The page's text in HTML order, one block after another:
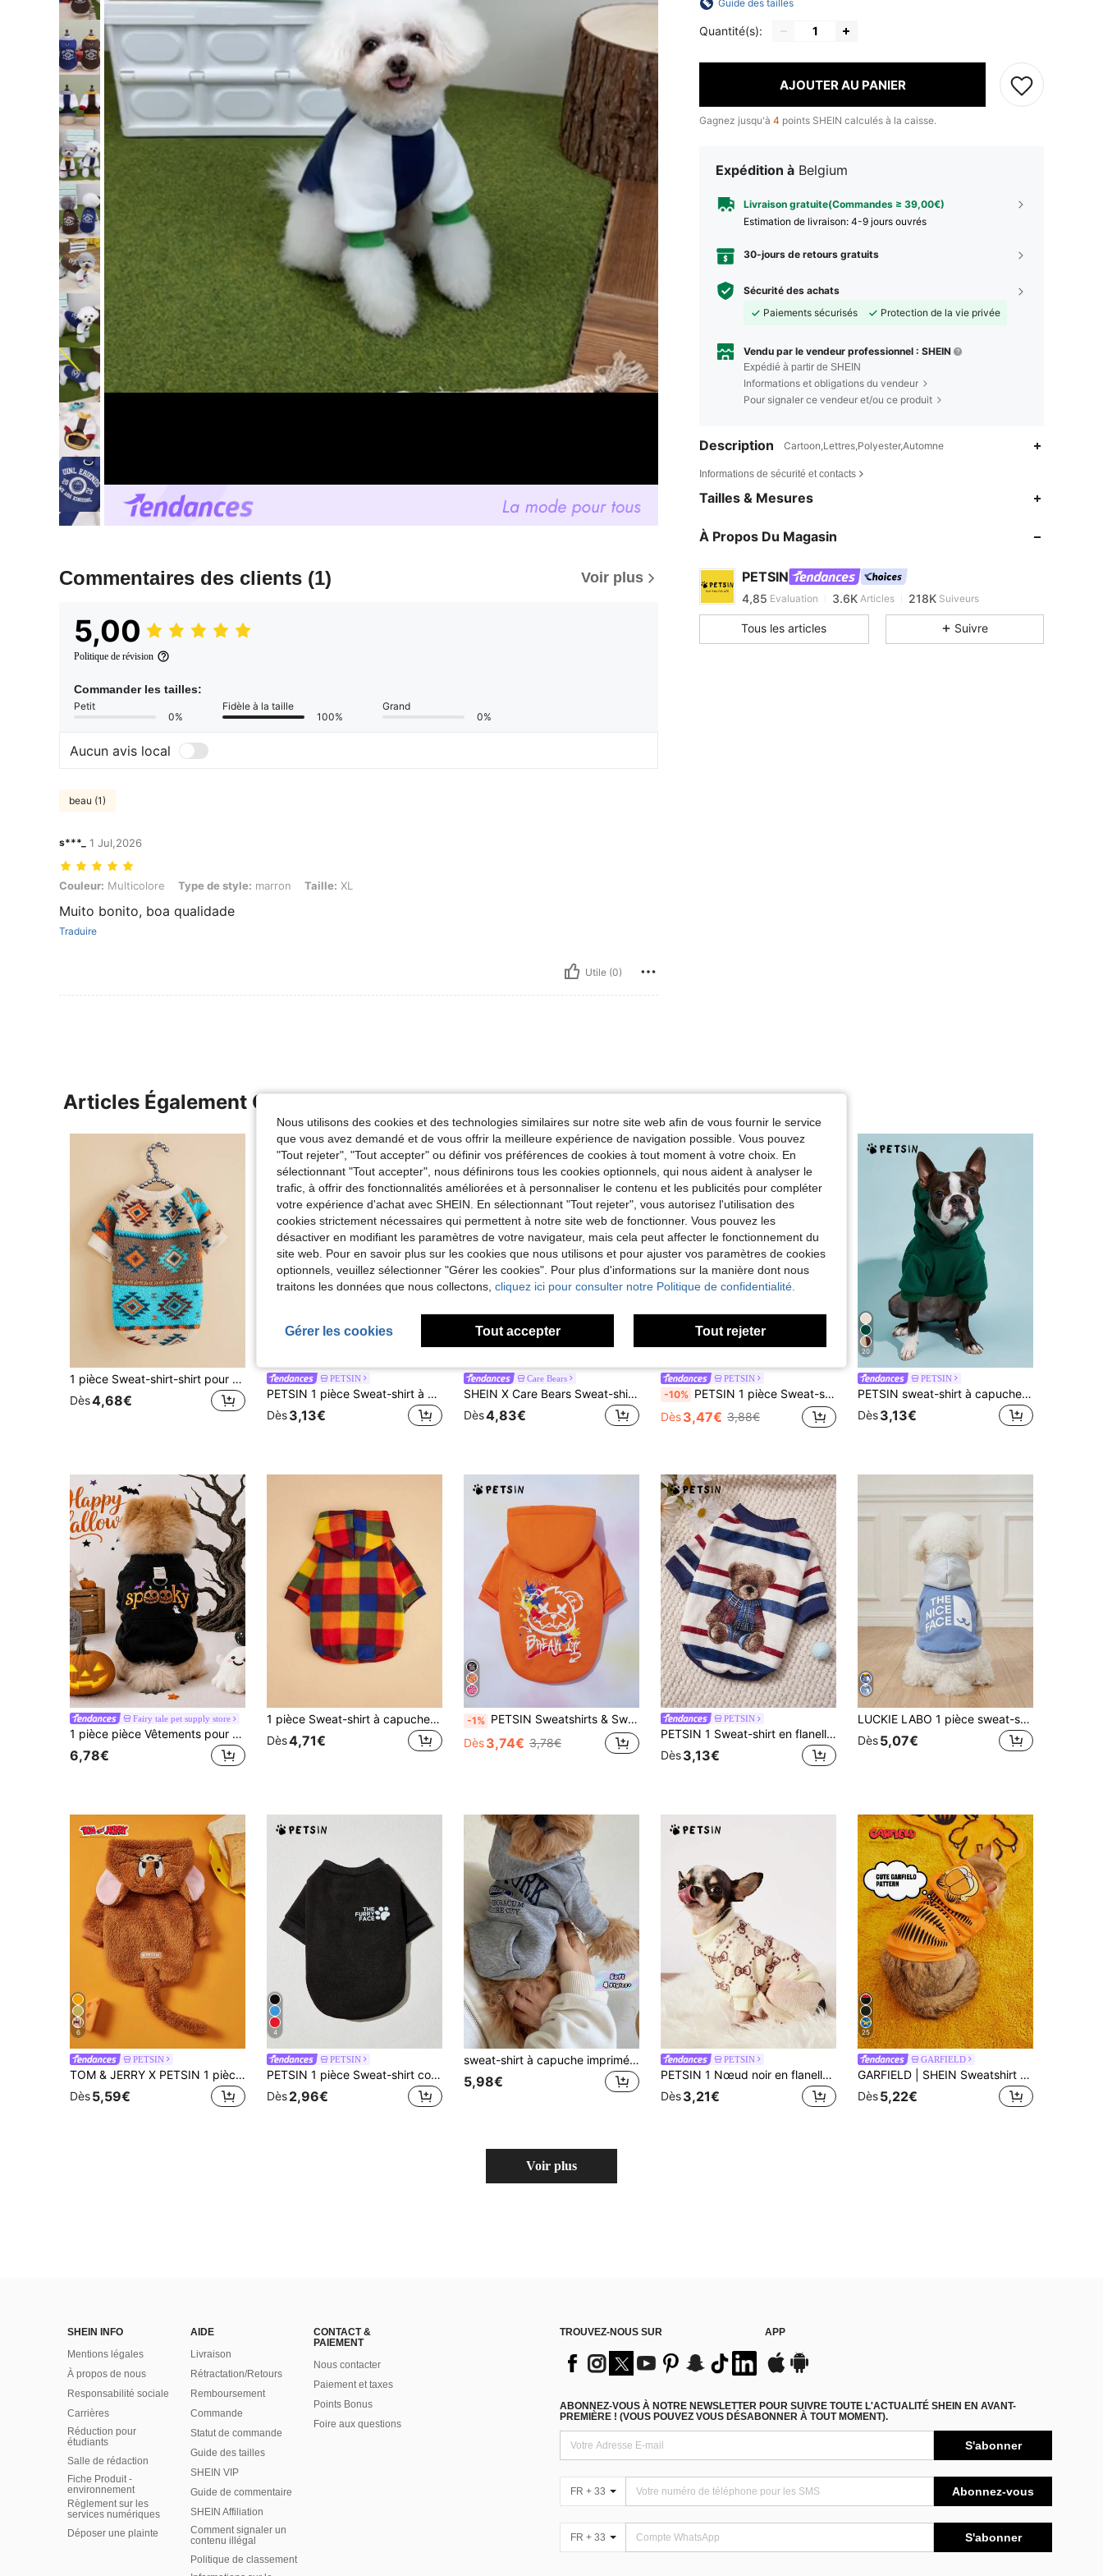
Commentaires des clients (1) Voir plus
5,00
Politique de révision
Commander les tailles:
Petit
0%
Fidèle à la taille
100%
Grand
0%
Aucun avis local
beau (1)
s***_ 1 Jul,2026
Couleur: Multicolore, Type de style: marron, Taille: XL
Couleur: Multicolore Type de style: marron Taille: XL
Muito bonito, boa qualidade
Traduire
Utile (0)
Guide des tailles
Quantité(s):
AJOUTER AU PANIER
Gagnez jusqu'à 4 points SHEIN calculés à la caisse.
Expédition à Belgium
Livraison gratuite(Commandes ≥ 39,00€)
Estimation de livraison: 4-9 jours ouvrés
30-jours de retours gratuits
Sécurité des achats
Paiements sécurisés
Protection de la vie privée
Vendu par le vendeur professionnel : SHEIN
Expédié à partir de SHEIN
Informations et obligations du vendeur
Pour signaler ce vendeur et/ou ce produit
Description Cartoon,Lettres,Polyester,Automne
Informations de sécurité et contacts
Tailles & Mesures
À Propos Du Magasin
PETSIN
4,85
4,85
3.6K
4,85 Evaluation 3.6K Articles 218K Suiveurs
4,85
4,85
3.6K
218K
Tous les articles Suivre
Articles Également Consultés
1 pièce Sweat-shirt-shirt pour animal de compagnie avec motif géométrique, vêtements chauds en polaire de polyester pour chat et chien pour l'automne/l'hiver
Dès4,68€
PETSIN
PETSIN 1 pièce Sweat-shirt à col rond en polaire avec imprimé dinosaure pour chien et chat, chaud
Dès3,13€
Care Bears
SHEIN X Care Bears Sweat-shirt-shirt à capuche pour animaux de compagnie imprimé ours de dessin animé, Sweat-shirt-shirt pour chien toutes saisons avec capuche, top pour animaux de compagnie imprimé intégral mignon pour chats et chiens de petite à grande taille, disponible en XXS-XXXXXL
Dès4,83€
PETSIN
-10% PETSIN 1 pièce Sweat-shirt à capuche style universitaire avec imprimé lettres "New York" pour chiens et chats, couleurs rétro
Dès3,47€ 3,88€
20
PETSIN
PETSIN sweat-shirt à capuche pour animaux de compagnie de couleur unie - Confortable pour toutes les saisons, printemps, été, automne et hiver ; Idéal pour les promenades quotidiennes, la détente à l'intérieur, les activités extérieures, les voyages et les célébrations de vacances
Dès3,13€
Fairy tale pet supply store
1 pièce pièce Vêtements pour animaux de compagnie 2026 Automne/Hiver Nouveau Petit chien Chiot Chat Mignon Ambiance de vacances pour animaux de compagnie Coupe-vent Coupe-froid Extérieur avec boucle de laisse Sweat-shirt à capuche Halloween - Double citrouille
6,78€
1 pièce Sweat-shirt à capuche à carreaux colorés pour animaux de compagnie, veste pour chat & chien, vêtement animal doux & confortable, sweat-shirt à capuche mignon pour animaux de compagnie pour le port intérieur & extérieur
Dès4,71€
-1% PETSIN Sweatshirts & Sweats à capuche pour animaux
Dès3,74€ 3,78€
PETSIN
PETSIN 1 Sweat-shirt en flanelle imprimé d'un ours en peluche silencieux, épais et chaud pour les animaux de compagnie en automne et en hiver, bleu, blanc et rouge
Dès3,13€
LUCKIE LABO 1 pièce sweat-shirt à capuche en polyester avec bloc de couleur, slogan "NICE FACE" et graphique d'animal de compagnie. Anti-puce, réduit la chute des poils, chaud et respirant pour chat et chien d'intérieur/extérieur
Dès5,07€
6
PETSIN
TOM & JERRY X PETSIN 1 pièce Sweat-shirt à capuche pour chien en peluche double face avec oreilles 3D brodées, mignon, chaud et confortable, idéal pour se détendre à l'intérieur ou pour des promenades de cosplay amusantes à l'extérieur
Dès5,59€
4
PETSIN
PETSIN 1 pièce Sweat-shirt col rond imprimé mode décontractée noire polyvalente pour chien/chat de compagnie
Dès2,96€
sweat-shirt à capuche imprimé pour chien, vêtement chaud convenant aux petits et moyens chiens, veste pour chihuahua, vêtements pour chiots, vêtements pour chat
5,98€
PETSIN
PETSIN 1 Nœud noir en flanelle pour animal de compagnie, Vêtement épais et chaud en flanelle beige pour animal de compagnie
Dès3,21€
25
GARFIELD
GARFIELD | SHEIN Sweatshirt pour animaux de compagnie avec imprimé de chat orange de dessin animé
Dès5,22€
Voir plus
SHEIN INFO
Mentions légales
À propos de nous
Responsabilité sociale
Carrières
Réduction pour
étudiants
Salle de rédaction
Fiche Produit -
environnement
Règlement sur les
services numériques
Déposer une plainte
AIDE
Livraison
Rétractation/Retours
Remboursement
Commande
Statut de commande
Guide des tailles
SHEIN VIP
Guide de commentaire
SHEIN Affiliation
Comment signaler un
contenu illégal
Politique de classement
CONTACT &
PAIEMENT
Nous contacter
Paiement et taxes
Points Bonus
Foire aux questions
TROUVEZ-NOUS SUR APP
ABONNEZ-VOUS À NOTRE NEWSLETTER POUR SUIVRE TOUTE L'ACTUALITÉ SHEIN EN AVANT-
PREMIÈRE ! (VOUS POUVEZ VOUS DÉSABONNER À TOUT MOMENT).
S'abonner
FR + 33 Abonnez-vous
FR + 33 S'abonner
Nous utilisons des cookies et des technologies similaires sur notre site web afin de vous fournir le service
que vous avez demandé et de vous offrir la meilleure expérience de navigation possible. Vous pouvez
"Tout rejeter", "Tout accepter" ou définir vos préférences de cookies à tout moment à votre choix. En
sélectionnant "Tout accepter", nous définirons tous les cookies optionnels, qui nous aident à analyser le
trafic, à offrir des fonctionnalités améliorées et à personnaliser le contenu et les publicités pour compléter
votre expérience d'achat avec SHEIN. En sélectionnant "Tout rejeter", vous autorisez l'utilisation des
cookies strictement nécessaires qui permettent à notre site web de fonctionner. Vous pouvez les
désactiver en modifiant les paramètres de votre navigateur, mais cela peut affecter le fonctionnement du
site web. Pour en savoir plus sur les cookies que nous utilisons et pour ajuster vos paramètres de cookies
optionnels, veuillez sélectionner "Gérer les cookies". Pour plus d'informations sur la manière dont nous
traitons les données que nous collectons, cliquez ici pour consulter notre Politique de confidentialité.
Gérer les cookies Tout accepter Tout rejeter